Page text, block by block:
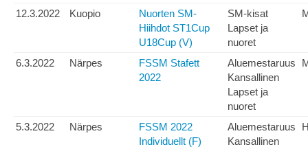
12.3.2022 Kuopio
Nuorten SM-
Hiihdot ST1Cup
U18Cup (V)
SM-kisat
Lapset ja
nuoret
6.3.2022 Närpes
FSSM Stafett
2022
Aluemestaruus
Kansallinen
Lapset ja
nuoret
5.3.2022 Närpes
FSSM 2022
Individuellt (F)
Aluemestaruus
Kansallinen